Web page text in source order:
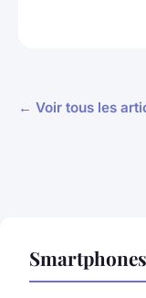
← Voir tous les